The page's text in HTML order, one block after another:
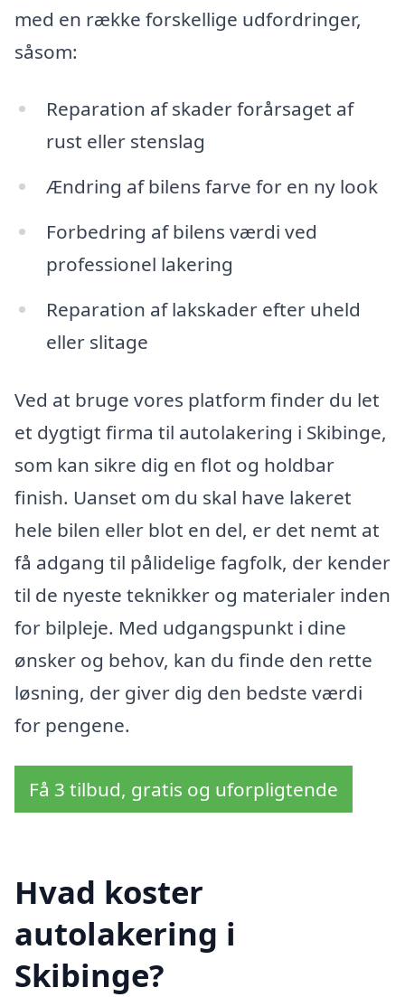
med en række forskellige udfordringer,
såsom:
Reparation af skader forårsaget af
rust eller stenslag
Ændring af bilens farve for en ny look
Forbedring af bilens værdi ved
professionel lakering
Reparation af lakskader efter uheld
eller slitage
Ved at bruge vores platform finder du let
et dygtigt firma til autolakering i Skibinge,
som kan sikre dig en flot og holdbar
finish. Uanset om du skal have lakeret
hele bilen eller blot en del, er det nemt at
få adgang til pålidelige fagfolk, der kender
til de nyeste teknikker og materialer inden
for bilpleje. Med udgangspunkt i dine
ønsker og behov, kan du finde den rette
løsning, der giver dig den bedste værdi
for pengene.
Få 3 tilbud, gratis og uforpligtende
Hvad koster
autolakering i
Skibinge?